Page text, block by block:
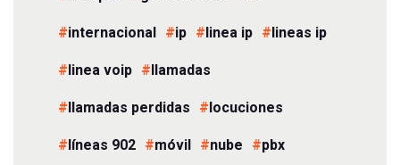
internacional
ip linea ip
lineas ip
linea voip
llamadas
llamadas perdidas
locuciones
líneas 902
móvil nube
pbx